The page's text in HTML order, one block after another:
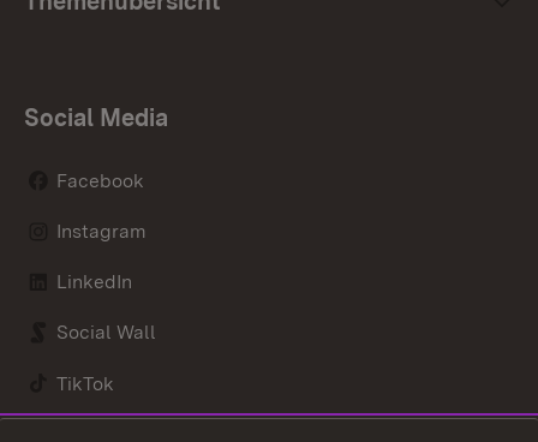
Social Media
Facebook
Instagram
LinkedIn
Social Wall
TikTok